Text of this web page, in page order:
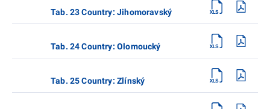
Tab. 23 Country: Jihomoravský
Tab. 24 Country: Olomoucký
Tab. 25 Country: Zlínský